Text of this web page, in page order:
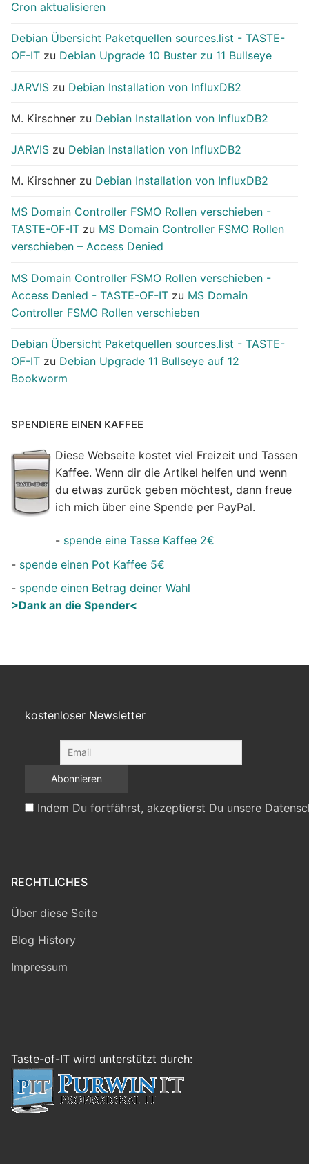
Cron aktualisieren
Debian Übersicht Paketquellen sources.list - TASTE-
OF-IT zu Debian Upgrade 10 Buster zu 11 Bullseye
JARVIS zu Debian Installation von InfluxDB2
M. Kirschner zu Debian Installation von InfluxDB2
JARVIS zu Debian Installation von InfluxDB2
M. Kirschner zu Debian Installation von InfluxDB2
MS Domain Controller FSMO Rollen verschieben -
TASTE-OF-IT zu MS Domain Controller FSMO Rollen
verschieben – Access Denied
MS Domain Controller FSMO Rollen verschieben -
Access Denied - TASTE-OF-IT zu MS Domain
Controller FSMO Rollen verschieben
Debian Übersicht Paketquellen sources.list - TASTE-
OF-IT zu Debian Upgrade 11 Bullseye auf 12
Bookworm
SPENDIERE EINEN KAFFEE
Diese Webseite kostet viel Freizeit und Tassen
Kaffee. Wenn dir die Artikel helfen und wenn
du etwas zurück geben möchtest, dann freue
ich mich über eine Spende per PayPal.
- spende eine Tasse Kaffee 2€
- spende einen Pot Kaffee 5€
- spende einen Betrag deiner Wahl
>Dank an die Spender<
kostenloser Newsletter
Indem Du fortfährst, akzeptierst Du unsere
RECHTLICHES
Über diese Seite
Blog History
Impressum
Taste-of-IT wird unterstützt durch: